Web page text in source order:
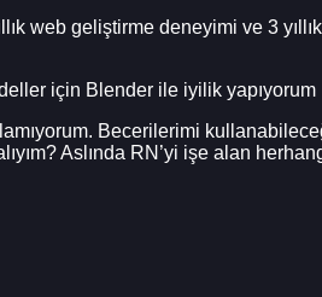
web geliştirme deneyimi ve 3
için Blender ile iyilik yapıyorum
Becerilerimi
Aslında RN’yi işe alan